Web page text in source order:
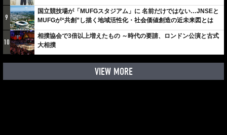
しみでしかないでしょ。川崎は、ずっと成長曲線だから」
9
国立競技場が「MUFGスタジアム」に 名前だけではない…JNSEと
MUFGが“共創”し描く地域活性化・社会価値創造の近未来図とは
10
相撲協会で3倍以上増えたもの ～時代の要請、ロンドン公演と古式
大相撲
VIEW MORE